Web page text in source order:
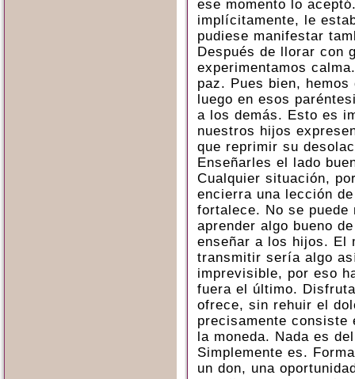
ese momento lo
implícitamente, le
pudiese manifestar
Después de llorar con
experimentamos
paz. Pues bien,
luego en esos
a los demás. Esto es
nuestros hijos
que reprimir su
Enseñarles el lado
Cualquier situación,
encierra una lección
fortalece. No se
aprender algo bueno
enseñar a los hijos. El
transmitir sería algo
imprevisible, por eso
fuera el último.
ofrece, sin rehuir el
precisamente consiste
la moneda. Nada es
Simplemente es.
un don, una